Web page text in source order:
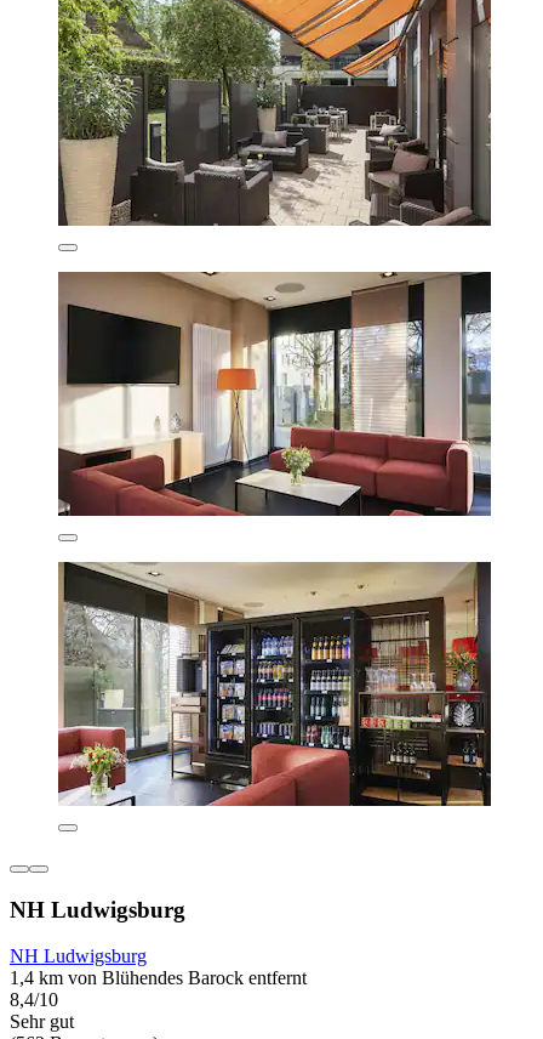
NH Ludwigsburg
NH Ludwigsburg
1,4 km von Blühendes Barock entfernt
8,4/10
Sehr gut